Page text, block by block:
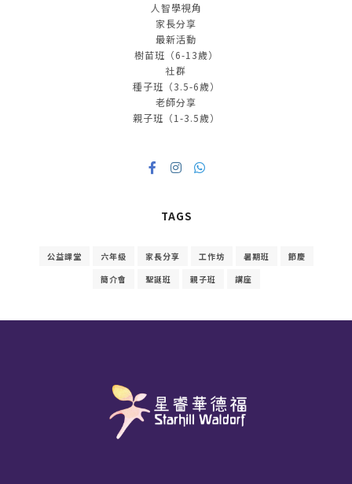
人智學視角
家長分享
最新活動
樹苗班（6-13歲）
社群
種子班（3.5-6歲）
老師分享
親子班（1-3.5歲）
TAGS
公益課堂 六年級 家長分享 工作坊 暑期班
節慶
簡介會
聖誕班 親子班 講座